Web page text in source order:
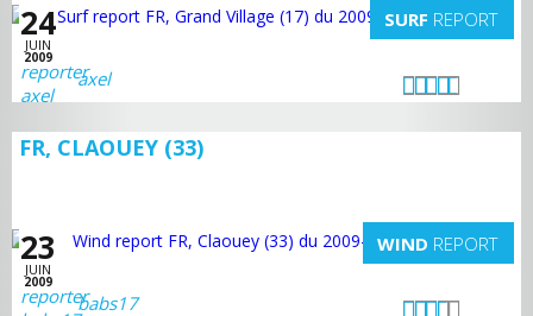
24
JUIN
2009
SURF REPORT
axel
FR, CLAOUEY (33)
23
JUIN
2009
WIND REPORT
babs17